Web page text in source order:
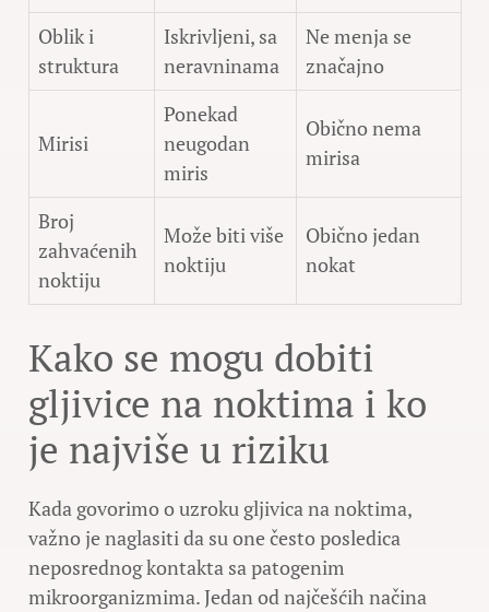
Oblik i
struktura
Iskrivljeni, sa
neravninama
Ne menja se
značajno
Mirisi
Ponekad
neugodan
miris
Obično nema
mirisa
Broj
zahvaćenih
noktiju
Može biti više
noktiju
Obično jedan
nokat
Kako se mogu dobiti
gljivice na noktima i ko
je najviše u riziku
Kada govorimo o uzroku gljivica na noktima,
važno je naglasiti da su one često posledica
neposrednog kontakta sa patogenim
mikroorganizmima. Jedan od najčešćih načina